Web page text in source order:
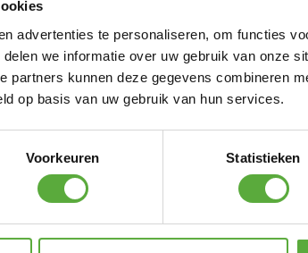
advertenties te personaliseren, om functies
we informatie over uw gebruik van onze
partners kunnen deze gegevens combineren
op basis van uw gebruik van hun services.
Voorkeuren Statistieken